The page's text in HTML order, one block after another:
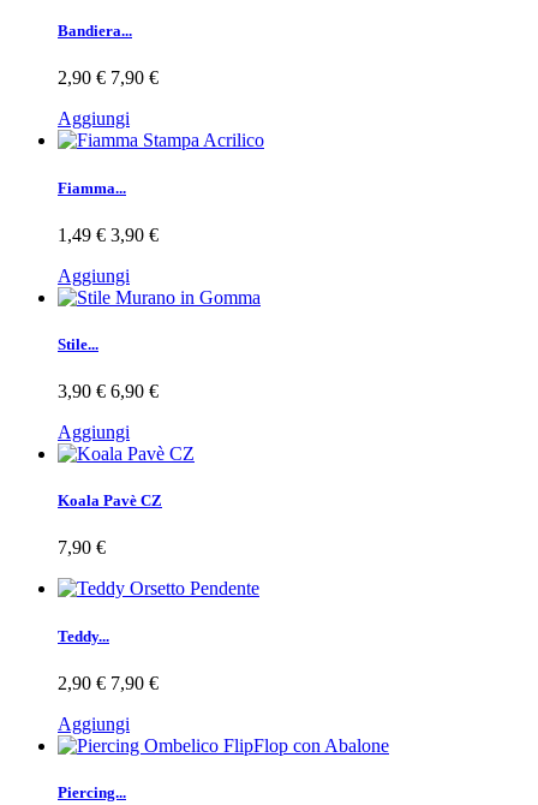
Bandiera...
2,90 € 7,90 €
Aggiungi
Fiamma...
1,49 € 3,90 €
Aggiungi
Stile...
3,90 € 6,90 €
Aggiungi
Koala Pavè CZ
7,90 €
Teddy...
2,90 € 7,90 €
Aggiungi
Piercing...